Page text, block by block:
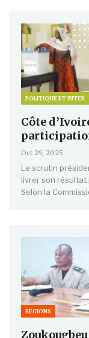
POLITIQUE ET INTER
Côte
Oct 29, 2025
Le scrutin
livrer son résultat
Selon la
REGIONS